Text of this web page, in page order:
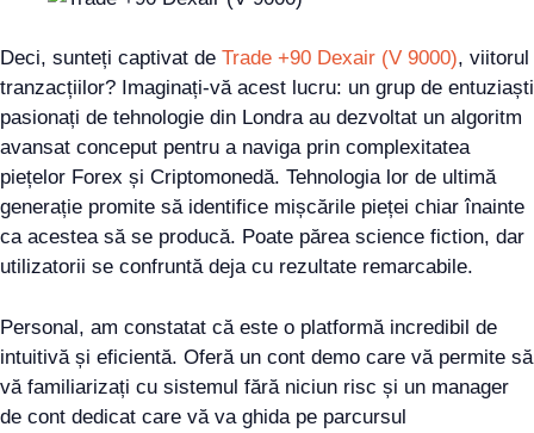
Deci, sunteți captivat de Trade +90 Dexair (V 9000), viitorul
tranzacțiilor? Imaginați-vă acest lucru: un grup de entuziaști
pasionați de tehnologie din Londra au dezvoltat un algoritm
avansat conceput pentru a naviga prin complexitatea
piețelor Forex și Criptomonedă. Tehnologia lor de ultimă
generație promite să identifice mișcările pieței chiar înainte
ca acestea să se producă. Poate părea science fiction, dar
utilizatorii se confruntă deja cu rezultate remarcabile.
Personal, am constatat că este o platformă incredibil de
intuitivă și eficientă. Oferă un cont demo care vă permite să
vă familiarizați cu sistemul fără niciun risc și un manager
de cont dedicat care vă va ghida pe parcursul